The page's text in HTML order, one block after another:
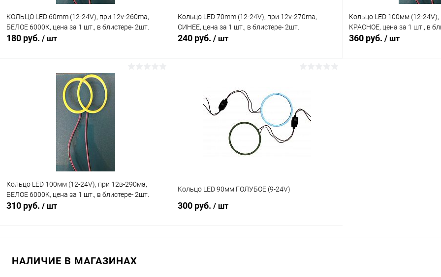
КОЛЬЦО LED 60mm (12-24V), при 12v-260ma,
БЕЛОЕ 6000К, цена за 1 шт., в блистере- 2шт.
180 руб. / шт
В корзину
Кольцо LED 70mm (12-24V), при 12v-270ma,
СИНЕЕ, цена за 1 шт., в блистере- 2шт.
240 руб. / шт
К сравнению
В наличии (172)
Кольцо LED 100мм (12-
КРАСНОЕ, цена за 1 шт., в
360 руб. / шт
Кольцо LED 100мм (12-24V), при 12в-290ма,
БЕЛОЕ 6000К, цена за 1 шт., в блистере- 2шт.
310 руб. / шт
Кольцо LED 90мм ГОЛУБОЕ (9-24V)
300 руб. / шт
НАЛИЧИЕ В МАГАЗИНАХ